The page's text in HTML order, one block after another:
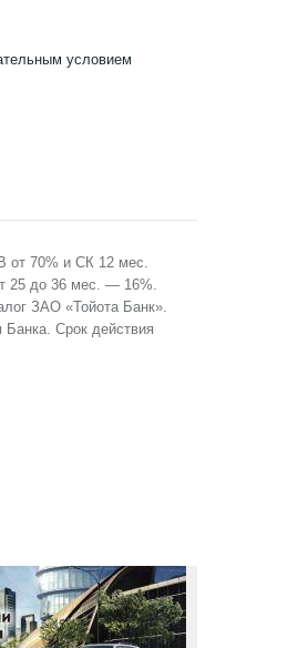
условием
от 70% и СК 12 мес.
25 до 36 мес. — 16%.
ЗАО «Тойота Банк».
Срок действия